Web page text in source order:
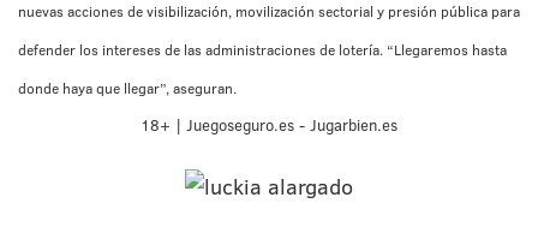
nuevas acciones de visibilización, movilización sectorial y presión pública para
defender los intereses de las administraciones de lotería. “Llegaremos hasta
donde haya que llegar”, aseguran.
18+ | Juegoseguro.es - Jugarbien.es